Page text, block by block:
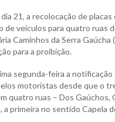
21, a recolocação de
veículos para quatro ruas
Caminhos da Serra
para a proibição.
segunda-feira a
motoristas desde que o
quatro ruas – Dos
a primeira no sentido Capela